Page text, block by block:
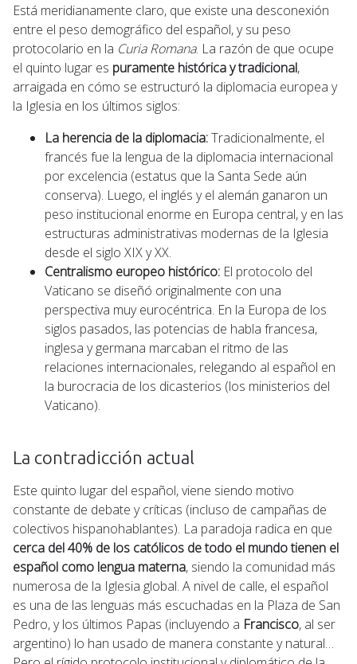
Está meridianamente claro, que existe una desconexión
entre el peso demográfico del español, y su peso
protocolario en la Curia Romana. La razón de que ocupe
el quinto lugar es puramente histórica y tradicional,
arraigada en cómo se estructuró la diplomacia europea y
la Iglesia en los últimos siglos:
La herencia de la diplomacia:Tradicionalmente, el
francés fue la lengua de la diplomacia internacional
por excelencia (estatus que la Santa Sede aún
conserva). Luego, el inglés y el alemán ganaron un
peso institucional enorme en Europa central, y en las
estructuras administrativas modernas de la Iglesia
desde el siglo XIX y XX.
Centralismo europeo histórico: El protocolo del
Vaticano se diseñó originalmente con una
perspectiva muy eurocéntrica. En la Europa de los
siglos pasados, las potencias de habla francesa,
inglesa y germana marcaban el ritmo de las
relaciones internacionales, relegando al español en
la burocracia de los dicasterios (los ministerios del
Vaticano).
La contradicción actual
Este quinto lugar del español, viene siendo motivo
constante de debate y críticas (incluso de campañas de
colectivos hispanohablantes). La paradoja radica en que
cerca del 40% de los católicos de todo el mundo tienen el
español como lengua materna, siendo la comunidad más
numerosa de la Iglesia global. A nivel de calle, el español
es una de las lenguas más escuchadas en la Plaza de San
Pedro, y los últimos Papas (incluyendo a Francisco, al ser
argentino) lo han usado de manera constante y natural…